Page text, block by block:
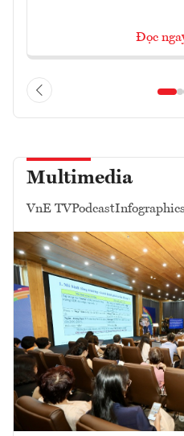
Đọc
Multimedia
VnE TVPodcastInfographics